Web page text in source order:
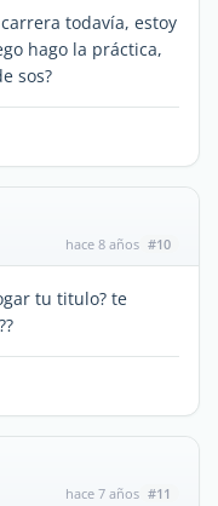
todavía, estoy
hago la práctica,
sos?
hace 8 años #10
tu titulo? te
hace 7 años #11